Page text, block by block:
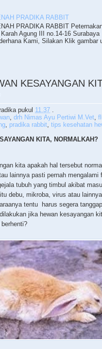
PRADIKA RABBIT
PRADIKA RABBIT
Agung III no.14-16 Surabaya
Kami, Silakan Klik gambar
KESAYANGAN
pukul 11.37
drh Nimas Ayu Pertiwi M.Vet
pradika rabbit tips kesehatan
KITA, NORMALKAH?
kita apakah hal tersebut
lainnya pasti pernah mengalami
tubuh yang timbul akibat
debu, mikroba, virus atau
tentu harus segera
jika hewan kesayangan